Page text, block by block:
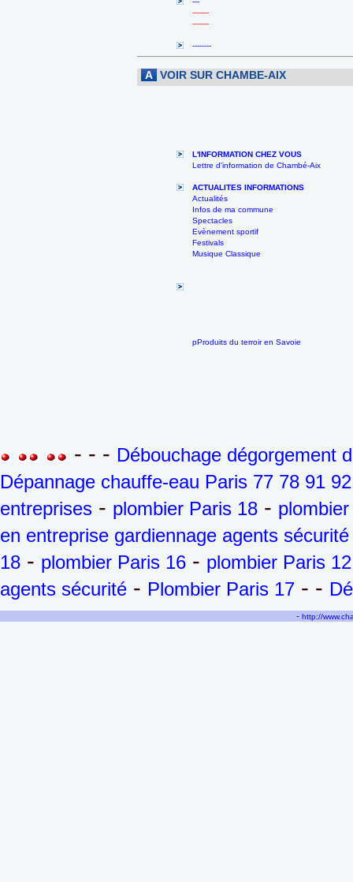
-------
-------
--------
A VOIR SUR CHAMBE-AIX
L'INFORMATION CHEZ VOUS
Lettre d'information de Chambé-Aix
ACTUALITES INFORMATIONS
Actualités
Infos de ma commune
Spectacles
Evènement sportif
Festivals
Musique Classique
pProduits du terroir en Savoie
- - - Débouchage dégorgement
Dépannage chauffe-eau Paris 77 78 91
entreprises - plombier Paris 18 -
en entreprise gardiennage agents sécurité
18 - plombier Paris 16 - plombier Paris 12
agents sécurité - Plombier Paris 17 - -
-http://